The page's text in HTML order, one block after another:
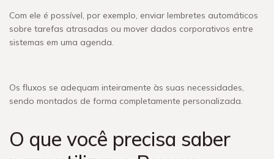
Com ele é possível, por exemplo, enviar lembretes automáticos
sobre tarefas atrasadas ou mover dados corporativos entre
sistemas em uma agenda.
Os fluxos se adequam inteiramente às suas necessidades,
sendo montados de forma completamente personalizada.
O que você precisa saber